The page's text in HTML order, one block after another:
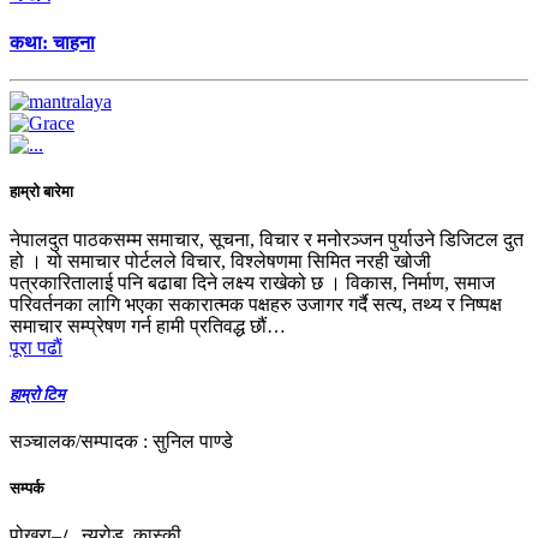
कथा: चाहना
हाम्रो बारेमा
नेपालदुत पाठकसम्म समाचार, सूचना, विचार र मनोरञ्जन पुर्याउने डिजिटल दुत
हो । यो समाचार पोर्टलले विचार, विश्लेषणमा सिमित नरही खोजी
पत्रकारितालाई पनि बढाबा दिने लक्ष्य राखेको छ । विकास, निर्माण, समाज
परिवर्तनका लागि भएका सकारात्मक पक्षहरु उजागर गर्दै सत्य, तथ्य र निष्पक्ष
समाचार सम्प्रेषण गर्न हामी प्रतिवद्ध छौं…
पूरा पढाैं
हाम्रो टिम
सञ्चालक/सम्पादक : सुनिल पाण्डे
सम्पर्क